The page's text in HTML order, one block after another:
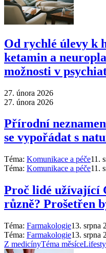
Od rychlé úlevy k
ketamin a
možnosti v
27. února 2026
27. února 2026
Přírodní
se vypořádat s
Téma: Komunikace a péče11.
Téma: Komunikace a péče11.
Proč lidé užívající
různě? Prošetřen
Téma: Farmakologie13. srpna
Téma: Farmakologie13. srpna
Z medicínyTéma měsíce